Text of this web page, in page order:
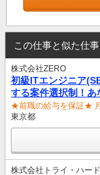
この仕事と似た仕
株式会社ZERO
初級ITエンジニア
する案件選択制！あ
★前職の給与を保証★ 月
東京都
株式会社トライ・ハード